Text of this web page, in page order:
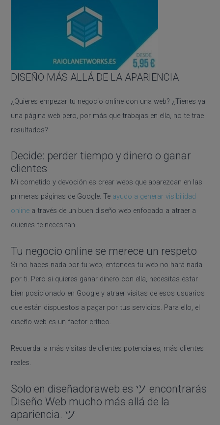
DISEÑO MÁS ALLÁ DE LA APARIENCIA
¿Quieres empezar tu negocio online con una web? ¿Tienes ya
una página web pero, por más que trabajas en ella, no te trae
resultados?
Decide: perder tiempo y dinero o ganar
clientes
Mi cometido y devoción es crear webs que aparezcan en las
primeras páginas de Google. Te ayudo a generar visibilidad
online a través de un buen diseño web enfocado a atraer a
quienes te necesitan.
Tu negocio online se merece un respeto
Si no haces nada por tu web, entonces tu web no hará nada
por ti. Pero si quieres ganar dinero con ella, necesitas estar
bien posicionado en Google y atraer visitas de esos usuarios
que están dispuestos a pagar por tus servicios. Para ello, el
diseño web es un factor crítico.
Recuerda: a más visitas de clientes potenciales, más clientes
reales.
Solo en diseñadoraweb.es ツ encontrarás
Diseño Web mucho más allá de la
apariencia. ツ